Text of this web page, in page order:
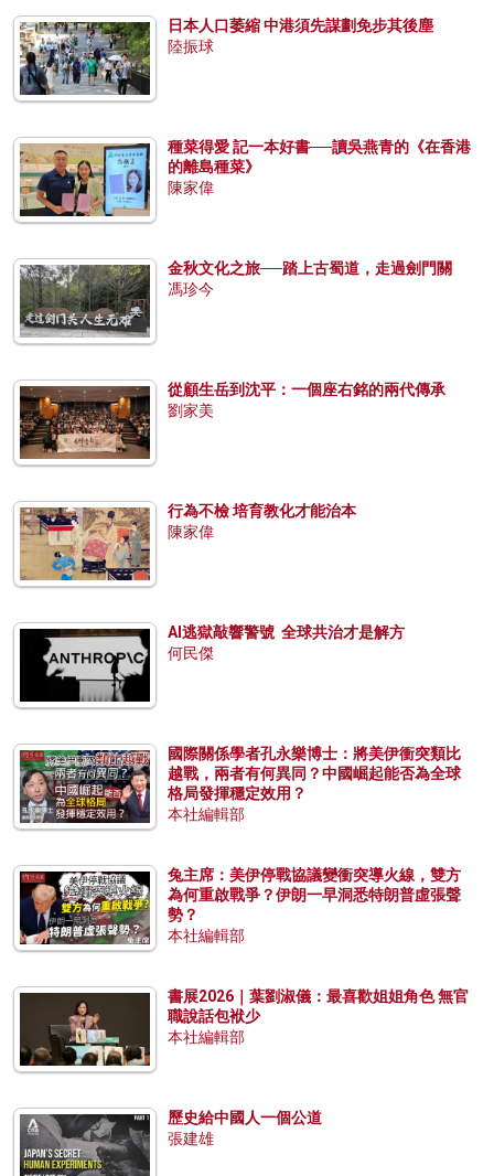
日本人口萎縮 中港須先謀劃免步其後塵
陸振球
種菜得愛 記一本好書──讀吳燕青的《在香港
的離島種菜》
陳家偉
金秋文化之旅──踏上古蜀道，走過劍門關
馮珍今
從顧生岳到沈平：一個座右銘的兩代傳承
劉家美
行為不檢 培育教化才能治本
陳家偉
AI逃獄敲響警號 全球共治才是解方
何民傑
國際關係學者孔永樂博士：將美伊衝突類比
越戰，兩者有何異同？中國崛起能否為全球
格局發揮穩定效用？
本社編輯部
兔主席：美伊停戰協議變衝突導火線，雙方
為何重啟戰爭？伊朗一早洞悉特朗普虛張聲
勢？
本社編輯部
書展2026｜葉劉淑儀：最喜歡姐姐角色 無官
職說話包袱少
本社編輯部
歷史給中國人一個公道
張建雄